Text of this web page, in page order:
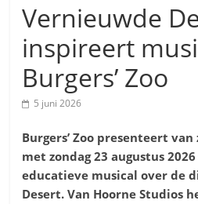
Vernieuwde
inspireert
Burgers’ Zoo
5 juni 2026
Burgers’ Zoo presenteert
met zondag 23 augustus
educatieve musical over de
Desert. Van Hoorne Studios